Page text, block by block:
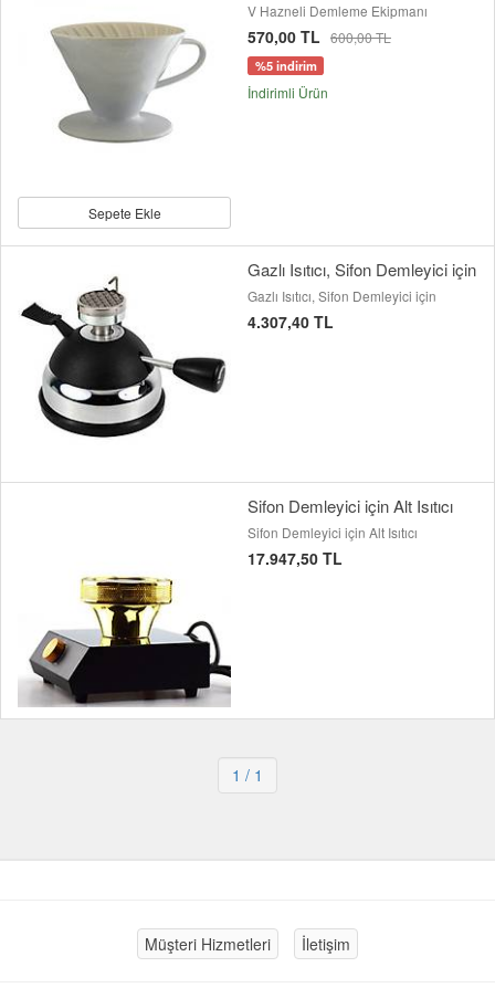
Sepete Ekle
V Hazneli Demleme Ekipmanı
570,00 TL 600,00 TL
%5 indirim
İndirimli Ürün
Gazlı Isıtıcı, Sifon Demleyici için
Gazlı Isıtıcı, Sifon Demleyici için
4.307,40 TL
Sifon Demleyici için Alt Isıtıcı
Sifon Demleyici için Alt Isıtıcı
17.947,50 TL
1 / 1
Müşteri Hizmetleri İletişim